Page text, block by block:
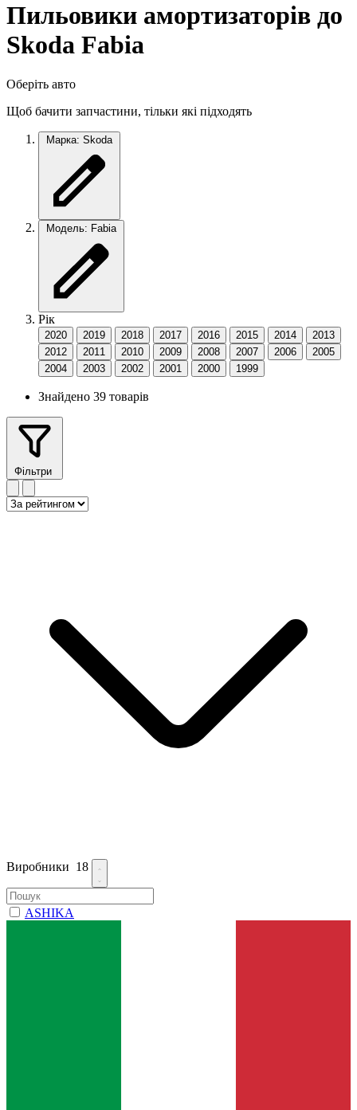
Пильовики амортизаторів до
Skoda Fabia
Оберіть авто
Щоб бачити запчастини, тільки які підходять
Марка: Skoda
Модель: Fabia
Рік
2020 2019 2018 2017 2016 2015 2014
2013
2012
2011 2010 2009 2008 2007 2006
2005
2004
2003 2002 2001 2000 1999
Знайдено 39 товарів
Фільтри
Виробники 18
ASHIKA